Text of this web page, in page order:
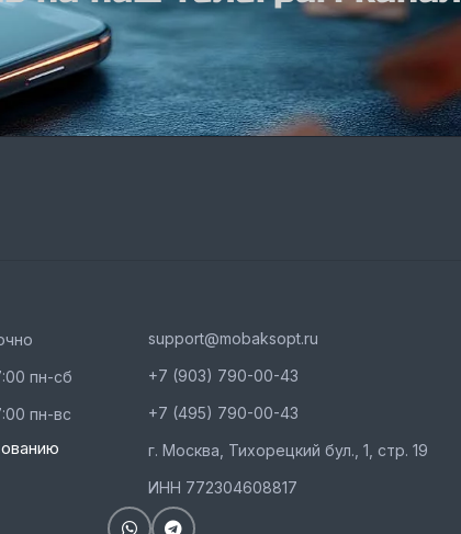
пн-сб
пн-вс
support@mobaksopt.ru
+7 (903) 790-00-43
+7 (495) 790-00-43
г. Москва, Тихорецкий бул., 1, стр. 19
ИНН 772304608817